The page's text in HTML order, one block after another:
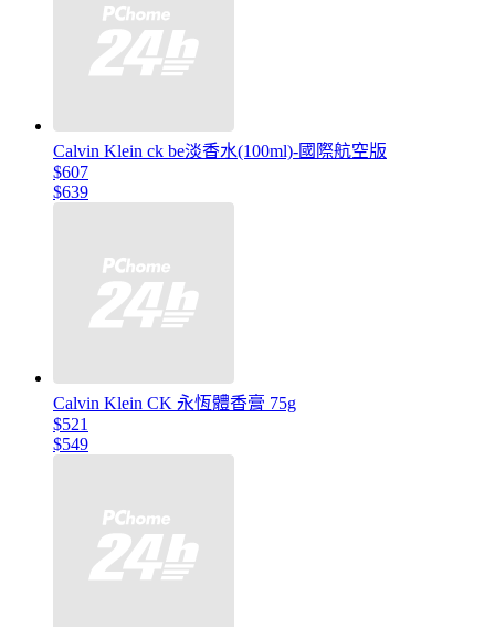
Calvin Klein ck be淡香水(100ml)-國際航空版
$607
$639
Calvin Klein CK 永恆體香膏 75g
$521
$549